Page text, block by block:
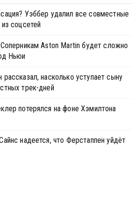
Уэббер удалил все совместные
соцсетей
Aston Martin будет сложно
Ньюи
насколько уступает сыну
трек-дней
потерялся на фоне Хэмилтона
надеется, что Ферстаппен уйдёт